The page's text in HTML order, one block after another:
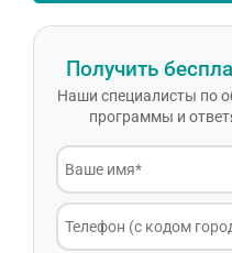
Получить
Наши специалисты по
программы и